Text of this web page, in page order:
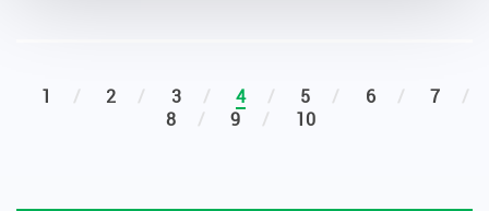
1 2 3 4 5 6
7
8
9 10